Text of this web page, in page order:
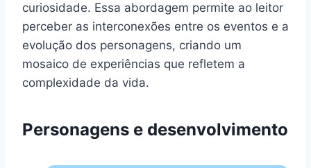
curiosidade. Essa abordagem permite ao leitor
perceber as interconexões entre os eventos e a
evolução dos personagens, criando um
mosaico de experiências que refletem a
complexidade da vida.
Personagens e desenvolvimento